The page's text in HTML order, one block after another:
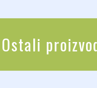
Ostali